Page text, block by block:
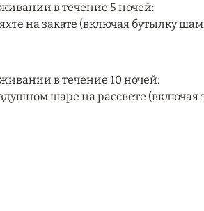
в течение 5 ночей:
на закате (включая бутылку
в течение 10 ночей:
шаре на рассвете (включая